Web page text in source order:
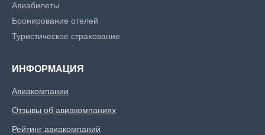
Авиабилеты
Бронирование отелей
Туристическое страхование
ИНФОРМАЦИЯ
Авиакомпании
Отзывы об авиакомпаниях
Рейтинг авиакомпаний